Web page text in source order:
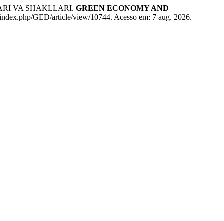
VA SHAKLLARI. GREEN ECONOMY AND
GED/article/view/10744. Acesso em: 7 aug. 2026.